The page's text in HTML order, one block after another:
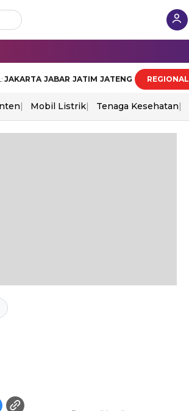
JAKARTA JABAR JATIM JATENG REGIONAL
Mobil Listrik Tenaga Kesehatan